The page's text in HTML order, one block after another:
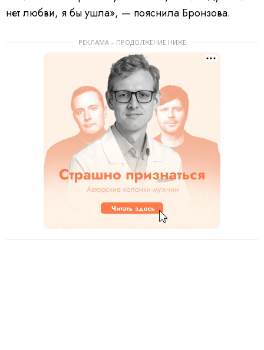
нет любви, я бы ушла», — пояснила Бронзова.
РЕКЛАМА – ПРОДОЛЖЕНИЕ НИЖЕ